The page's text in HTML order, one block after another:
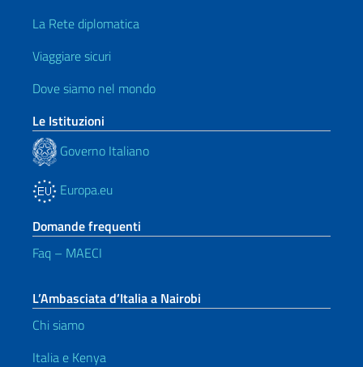
La Rete diplomatica
Viaggiare sicuri
Dove siamo nel mondo
Le Istituzioni
Governo Italiano
Europa.eu
Domande frequenti
Faq – MAECI
L’Ambasciata d’Italia a Nairobi
Chi siamo
Italia e Kenya